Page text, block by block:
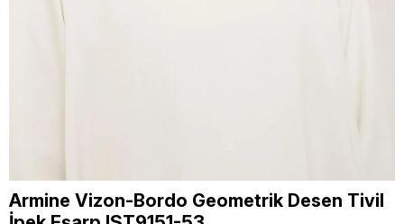
Armine Vizon-Bordo Geometrik Desen Tivil